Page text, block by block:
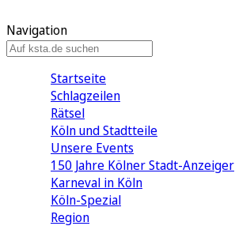
Navigation
Startseite
Schlagzeilen
Rätsel
Köln und Stadtteile
Unsere Events
150 Jahre Kölner Stadt-Anzeiger
Karneval in Köln
Köln-Spezial
Region